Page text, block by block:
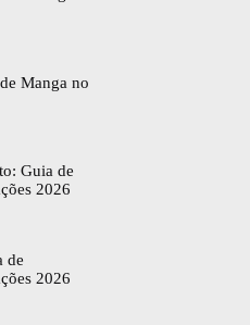
Manga no
Guia de
2026
de
2026